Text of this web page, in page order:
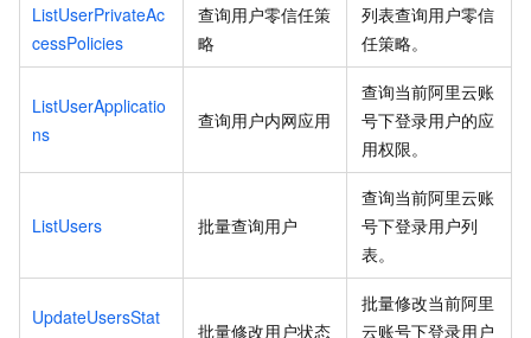
ListUserPrivateAc
cessPolicies
查询用户零信任策
略
列表查询用户零信
任策略。
ListUserApplicatio
ns
查询用户内网应用
查询当前阿里云账
号下登录用户的应
用权限。
ListUsers 批量查询用户
查询当前阿里云账
号下登录用户列
表。
UpdateUsersStat
批量修改用户状态
批量修改当前阿里
云账号下登录用户